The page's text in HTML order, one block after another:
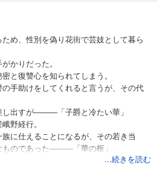
め、性別を偽り花街で芸妓として暮ら
かりだった。
と復讐心を知られてしまう。
手助けをしてくれると言うが、その代
し出すが―――「子爵と冷たい華」
野経行。
に仕えることになるが、その若き当
ものであった―――「華の枢」
...続きを読む